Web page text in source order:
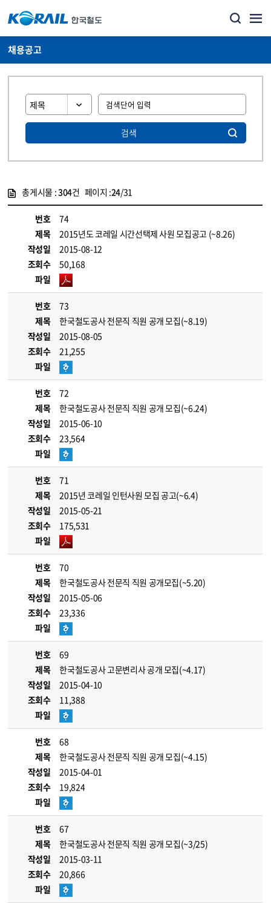
채용공고
검색
총게시물 :304건 페이지 :24/31
번호
74
제목
2015년도 코레일 시간선택제 사원 모집공고 (~8.26)
작성일
2015-08-12
조회수
50,168
파일
번호
73
제목
한국철도공사 전문직 직원 공개 모집(~8.19)
작성일
2015-08-05
조회수
21,255
파일
번호
72
제목
한국철도공사 전문직 직원 공개 모집(~6.24)
작성일
2015-06-10
조회수
23,564
파일
번호
71
제목
2015년 코레일 인턴사원 모집 공고(~6.4)
작성일
2015-05-21
조회수
175,531
파일
번호
70
제목
한국철도공사 전문직 직원 공개모집(~5.20)
작성일
2015-05-06
조회수
23,336
파일
번호
69
제목
한국철도공사 고문변리사 공개 모집(~4.17)
작성일
2015-04-10
조회수
11,388
파일
번호
68
제목
한국철도공사 전문직 직원 공개 모집(~4.15)
작성일
2015-04-01
조회수
19,824
파일
번호
67
제목
한국철도공사 전문직 직원 공개 모집(~3/25)
작성일
2015-03-11
조회수
20,866
파일